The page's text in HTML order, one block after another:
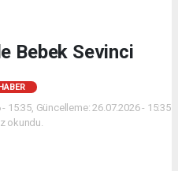
Bebek Sevinci
15:35, Güncelleme: 26.07.2026 - 15:35
okundu.